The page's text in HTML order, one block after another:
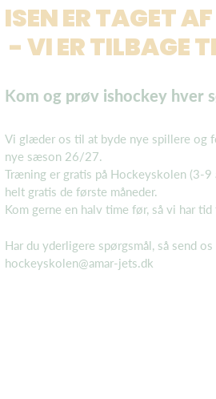
ISEN ER TAGET
- VI ER TILBAGE
Kom og prøv ishockey hver
Vi glæder os til at byde nye spillere og
nye sæson 26/27.
Træning er gratis på Hockeyskolen (3-9
helt gratis de første måneder.
Kom gerne en halv time før, så vi har
Har du yderligere spørgsmål, så send
hockeyskolen@amar-jets.dk